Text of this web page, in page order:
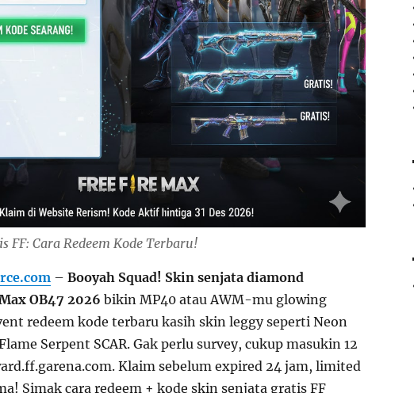
FF: Cara Redeem Kode Terbaru!
– Booyah Squad! Skin senjata diamond
OB47 2026 bikin MP40 atau AWM-mu glowing
redeem kode terbaru kasih skin leggy seperti Neon
Serpent SCAR. Gak perlu survey, cukup masukin 12
Klaim sebelum expired 24 jam, limited
Simak cara redeem + kode skin senjata gratis FF